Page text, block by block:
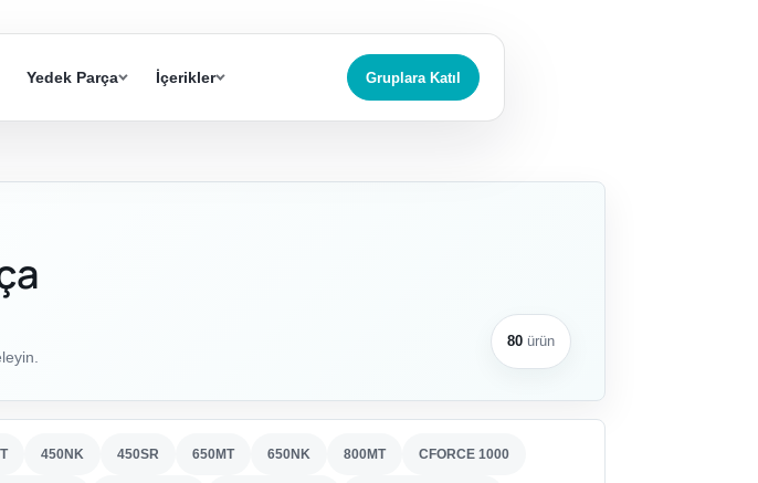
Yedek Parça İçerikler Gruplara Katıl
80 ürün
450NK 450SR 650MT 650NK 800MT CFORCE 1000